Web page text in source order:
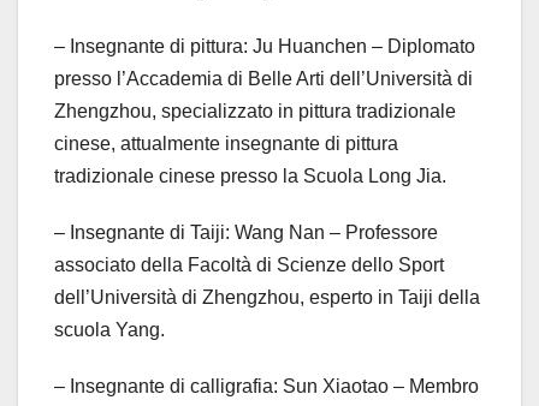
– Insegnante di pittura: Ju Huanchen – Diplomato
presso l’Accademia di Belle Arti dell’Università di
Zhengzhou, specializzato in pittura tradizionale
cinese, attualmente insegnante di pittura
tradizionale cinese presso la Scuola Long Jia.
– Insegnante di Taiji: Wang Nan – Professore
associato della Facoltà di Scienze dello Sport
dell’Università di Zhengzhou, esperto in Taiji della
scuola Yang.
– Insegnante di calligrafia: Sun Xiaotao – Membro